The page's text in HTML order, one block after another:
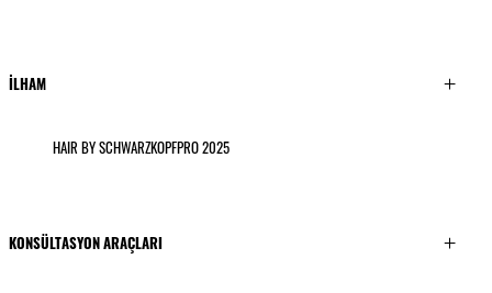
İLHAM
HAIR BY SCHWARZKOPFPRO 2025
KONSÜLTASYON ARAÇLARI